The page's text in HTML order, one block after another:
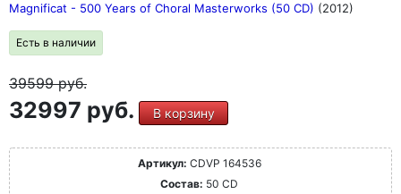
Magnificat - 500 Years of Choral Masterworks (50 CD) (2012)
Есть в наличии
39599руб.
32997 руб. В корзину
Артикул: CDVP 164536
Состав: 50 CD